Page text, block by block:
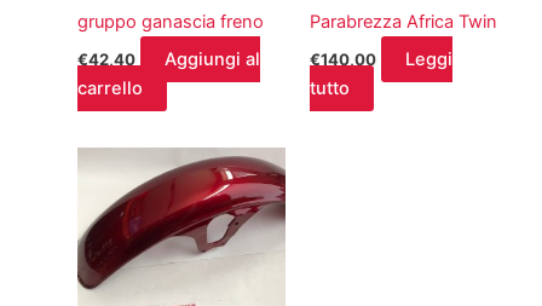
gruppo ganascia freno
€42,40
Aggiungi al
carrello
Parabrezza Africa Twin
€140,00
Leggi
tutto